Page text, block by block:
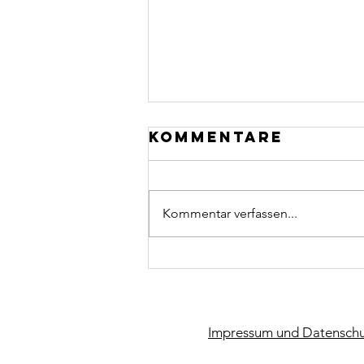
CCU macht
Kommentare
Kommentar verfassen...
Impressum und